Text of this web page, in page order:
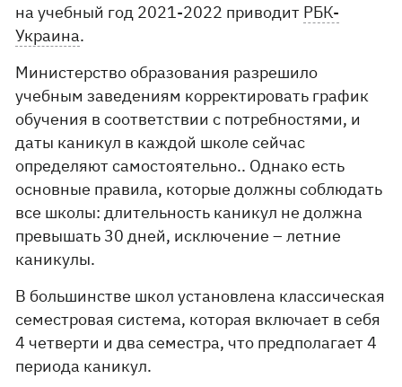
на учебный год 2021-2022 приводит РБК-
Украина.
Министерство образования разрешило
учебным заведениям корректировать график
обучения в соответствии с потребностями, и
даты каникул в каждой школе сейчас
определяют самостоятельно.. Однако есть
основные правила, которые должны соблюдать
все школы: длительность каникул не должна
превышать 30 дней, исключение – летние
каникулы.
В большинстве школ установлена классическая
семестровая система, которая включает в себя
4 четверти и два семестра, что предполагает 4
периода каникул.